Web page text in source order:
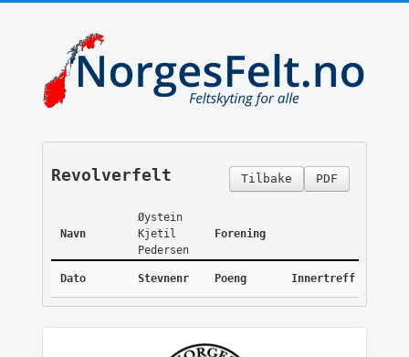
PDF
Tilbake
Revolverfelt
Navn
Øystein
Kjetil
Pedersen
Forening
Dato Stevnenr Poeng Innertreff